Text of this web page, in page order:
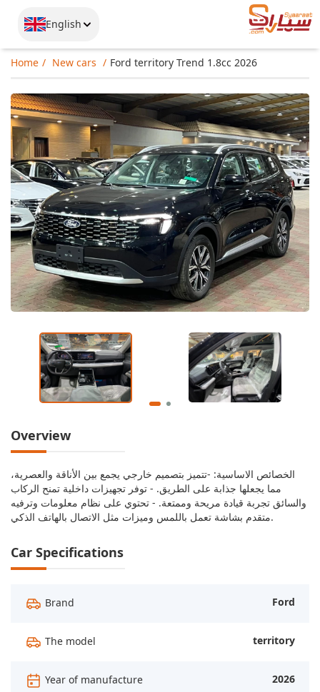
English
Home New cars Ford territory Trend 1.8cc 2026
Overview
الخصائص الاساسية: -تتميز بتصميم خارجي يجمع بين الأناقة والعصرية،
مما يجعلها جذابة على الطريق. - توفر تجهيزات داخلية تمنح الركاب
والسائق تجربة قيادة مريحة وممتعة. - تحتوي على نظام معلومات وترفيه
متقدم بشاشة تعمل باللمس وميزات مثل الاتصال بالهاتف الذكي.
Car Specifications
Brand Ford
The model territory
Year of manufacture 2026